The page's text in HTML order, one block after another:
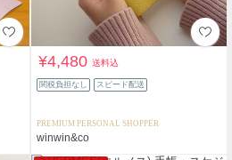
¥4,480送料込
関税負担なし スピード配送
PREMIUM PERSONAL SHOPPER
winwin&co